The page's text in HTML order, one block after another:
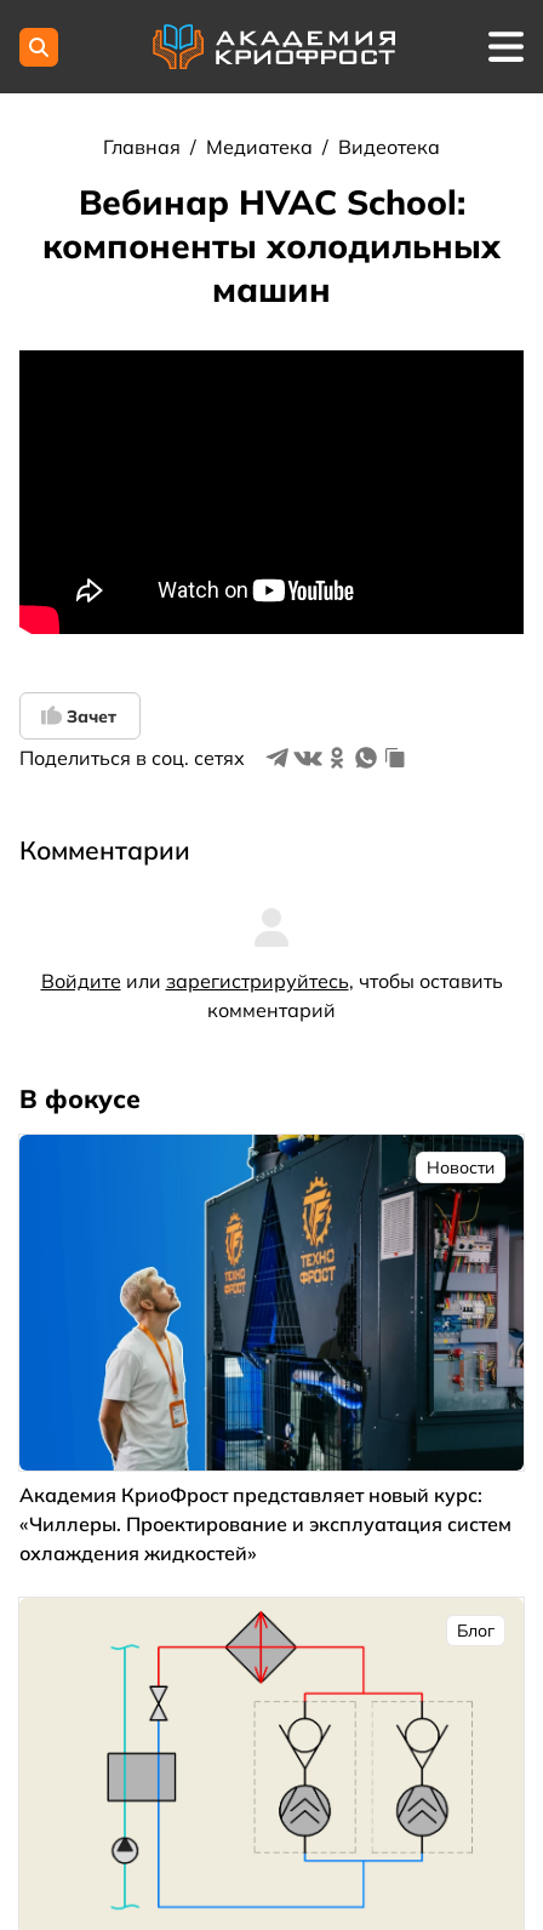
Главная / Медиатека / Видеотека
Вебинар HVAC School:
компоненты холодильных
машин
Зачет
Поделиться в соц. сетях
Комментарии
Войдите или зарегистрируйтесь, чтобы оставить
комментарий
В фокусе
Новости
Академия КриоФрост представляет новый курс:
«Чиллеры. Проектирование и эксплуатация систем
охлаждения жидкостей»
Блог